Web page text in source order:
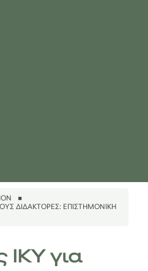
ΔΙΔΆΚΤΟΡΕΣ: ΕΠΙΣΤΗΜΟΝΙΚΉ
ΙΚΥ για